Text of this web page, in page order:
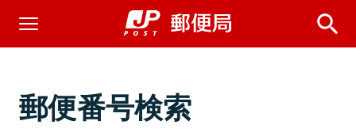
郵便番号検索